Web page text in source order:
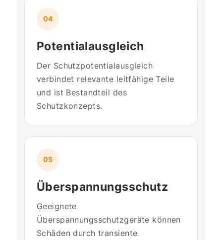
04
Potentialausgleich
Der Schutzpotentialausgleich
verbindet relevante leitfähige Teile
und ist Bestandteil des
Schutzkonzepts.
05
Überspannungsschutz
Geeignete
Überspannungsschutzgeräte können
Schäden durch transiente